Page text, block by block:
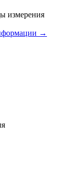
измерения
→